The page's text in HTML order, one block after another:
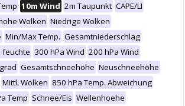
10m Wind 2m Taupunkt CAPE/LI
Wolken Niedrige Wolken
Min/Max Temp. Gesamtniederschlag
feuchte 300 hPa Wind 200 hPa Wind
Gesamtschneehöhe Neuschneehöhe
Mittl. Wolken 850 hPa Temp. Abweichung
Temp Schnee/Eis Wellenhoehe